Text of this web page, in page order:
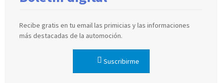
Recibe gratis en tu email las primicias y las informaciones
más destacadas de la automoción.
Suscribirme